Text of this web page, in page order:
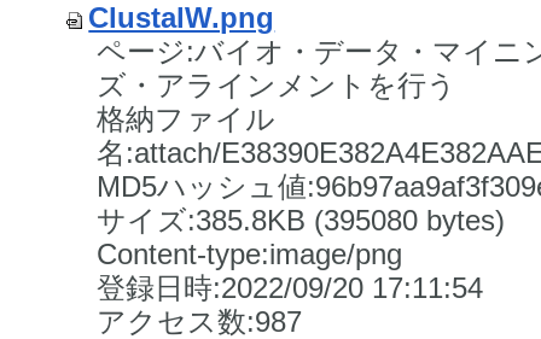
ClustalW.png
ページ:バイオ・データ・マイニ
ズ・アラインメントを行う
格納ファイル
名:attach/
MD5ハッシュ値
サイズ:385.8KB (395080 bytes)
Content-type:image/png
登録日時:2022/09/20 17:11:54
アクセス数:987